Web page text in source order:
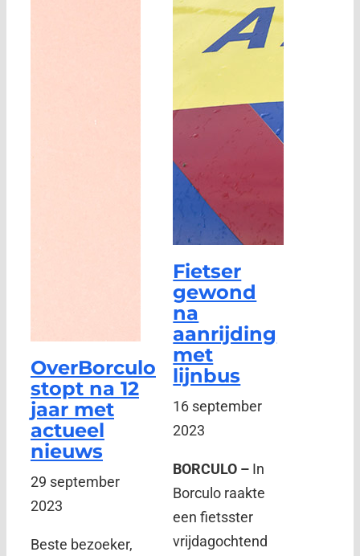
OverBorculo
stopt na 12
jaar met
actueel
nieuws
29 september
2023
Beste bezoeker,
Fietser
gewond
na
aanrijding
met
lijnbus
16 september
2023
BORCULO – In
Borculo raakte
een fietsster
vrijdagochtend